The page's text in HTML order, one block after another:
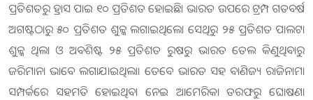
ପ୍ରତିଶତରୁ ହ୍ରାସ ପାଇ ୧୦ ପ୍ରତିଶତ ହୋଇଛି। ଭାରତ ଉପରେ ଟ୍ରମ୍ପ ଗତବର୍ଷ
ଅଗଷ୍ଟଠାରୁ ୫୦ ପ୍ରତିଶତ ଶୁଳ୍କ ଲଗାଇଥିଲେ। ସେଥିରୁ ୨୫ ପ୍ରତିଶତ ପାଲଟା
ଶୁଳ୍କ ଥିଲା ଓ ଅବଶିଷ୍ଟ ୨୫ ପ୍ରତିଶତ ରୁଷରୁ ଭାରତ ତେଲ କିଣୁଥିବାରୁ
ଜରିମାନା ଭାବେ ଲଗାଯାଇଥିଲା। ତେବେ ଭାରତ ସହ ବାଣିଜ୍ୟ ରାଜିନାମା
ସମ୍ପର୍କରେ ସହମତି ହୋଇଥିବା ନେଇ ଆମେରିକା ତରଫରୁ ଘୋଷଣା